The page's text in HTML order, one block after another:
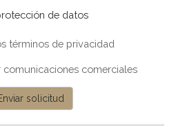
de datos
términos de privacidad
comerciales
solicitud